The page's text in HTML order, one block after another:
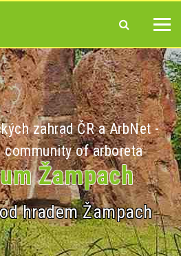
zahrad ČR a ArbNet -
community of arboreta
Žampach
hradem Žampach